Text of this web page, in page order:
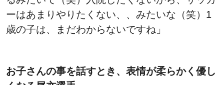
ーはあまりやりたくない、、みたいな（笑）1
歳の子は、まだわからないですね」
お子さんの事を話すとき、表情が柔らかく優し